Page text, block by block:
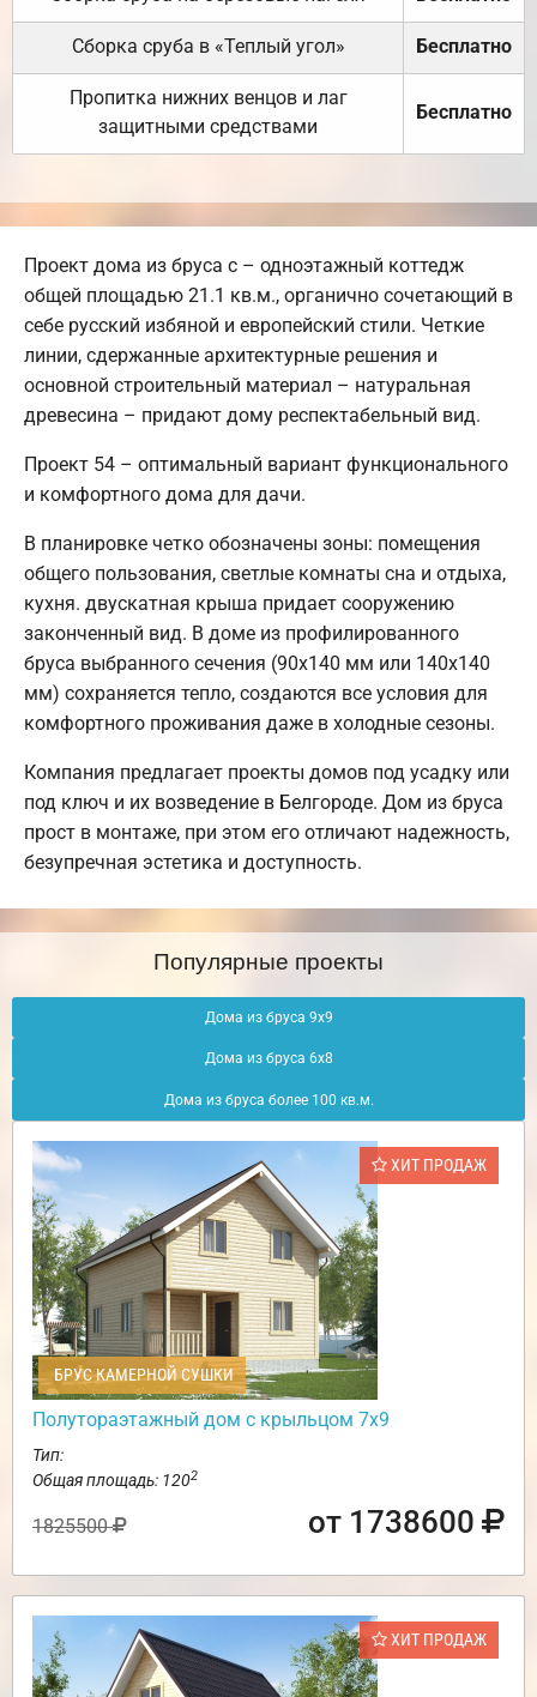
Сборка сруба в «Теплый угол» Бесплатно
Пропитка нижних венцов и лаг
защитными средствами
Бесплатно
Проект дома из бруса с – одноэтажный коттедж
общей площадью 21.1 кв.м., органично сочетающий в
себе русский избяной и европейский стили. Четкие
линии, сдержанные архитектурные решения и
основной строительный материал – натуральная
древесина – придают дому респектабельный вид.
Проект 54 – оптимальный вариант функционального
и комфортного дома для дачи.
В планировке четко обозначены зоны: помещения
общего пользования, светлые комнаты сна и отдыха,
кухня. двускатная крыша придает сооружению
законченный вид. В доме из профилированного
бруса выбранного сечения (90х140 мм или 140х140
мм) сохраняется тепло, создаются все условия для
комфортного проживания даже в холодные сезоны.
Компания предлагает проекты домов под усадку или
под ключ и их возведение в Белгороде. Дом из бруса
прост в монтаже, при этом его отличают надежность,
безупречная эстетика и доступность.
Популярные проекты
Дома из бруса 9х9
Дома из бруса 6х8
Дома из бруса более 100 кв.м.
ХИТ ПРОДАЖ
БРУС КАМЕРНОЙ СУШКИ
Полутораэтажный дом с крыльцом 7х9
Тип:
Общая площадь: 1202
1825500 от 1738600
ХИТ ПРОДАЖ